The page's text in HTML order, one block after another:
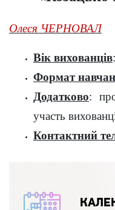
Олеся ЧЕРНОВАЛ
Вік вихованців
Формат
Додатково:
участь
Контактний